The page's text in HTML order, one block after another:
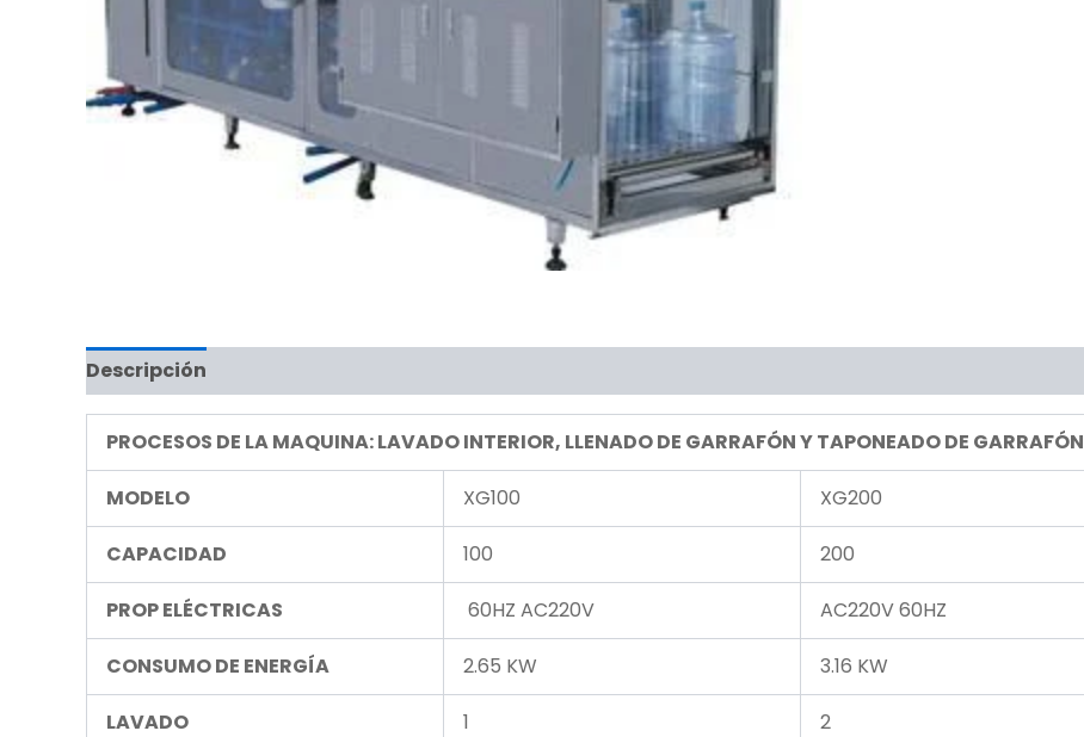
Descripción
PROCESOS DE LA MAQUINA: LAVADO INTERIOR, LLENADO DE GARRAFÓN Y TAPONEADO DE GARRAFÓN
MODELO XG100 XG200
CAPACIDAD 100 200
PROP ELÉCTRICAS 60HZ AC220V AC220V 60HZ
CONSUMO DE ENERGÍA 2.65 KW 3.16 KW
LAVADO 1 2